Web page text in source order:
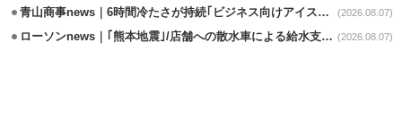
青山商事news｜6時間冷たさが持続｢ビジネス向けアイスベスト｣発売 (2026.08.07)
ローソンnews｜｢熊本地震｣/店舗への散水車による給水支援を開始 (2026.08.07)